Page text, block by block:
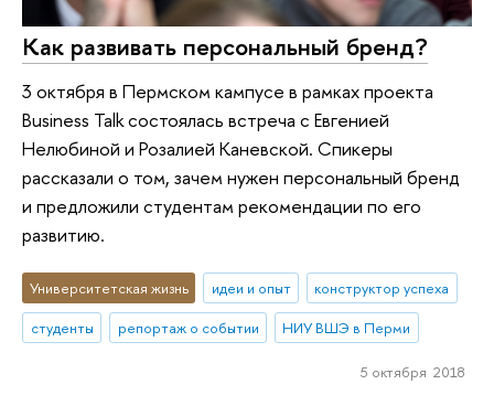
Как развивать персональный бренд?
3 октября в Пермском кампусе в рамках проекта
Business Talk состоялась встреча c Евгенией
Нелюбиной и Розалией Каневской. Спикеры
рассказали о том, зачем нужен персональный бренд
и предложили студентам рекомендации по его
развитию.
Университетская жизнь идеи и опыт
конструктор успеха
студенты
репортаж о событии НИУ ВШЭ в Перми
5 октября 2018